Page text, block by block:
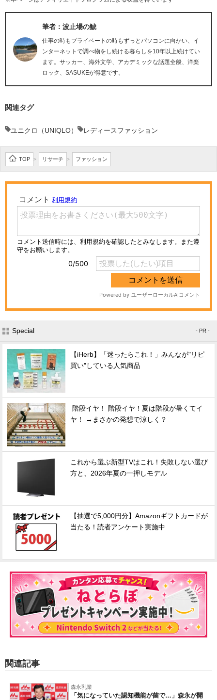
筆者：波止場の鯱
仕事の時もプライベートの時もずっとパソコンに向かい、イ
ンターネットで調べ物をし続ける暮らしを10年以上続けてい
ます。サッカー、海外文学、アカデミックな話題全般、洋楽
ロック、SASUKEが得意です。
関連タグ
ユニクロ（UNIQLO） レディースファッション
TOP > リサーチ > ファッション
Special - PR -
【iHerb】「迷ったらこれ！」みんなが"リピ
買い"している人気商品
階段イヤ！ 階段イヤ！夏は階段が暑くてイ
ヤ！ →まさかの発想で涼しく？
これから選ぶ新型TVはこれ！失敗しない選び
方と、2026年夏の一押しモデル
【抽選で5,000円分】Amazonギフトカードが
当たる！読者アンケート実施中
関連記事
森永乳業
「気になっていた認知機能が菌で…」森永が開